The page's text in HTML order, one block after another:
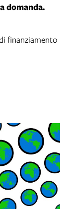
domanda.
finanziamento